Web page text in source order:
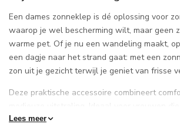
Een dames zonneklep is dé oplossing voor
waarop je wel bescherming wilt, maar geen
warme pet. Of je nu een wandeling maakt,
een dagje naar het strand gaat: met een
zon uit je gezicht terwijl je geniet van frisse
Deze praktische accessoire combineert
modieuze uitstraling. Ideaal voor vrouwen die
willen zien, zonder in te leveren op gemak.
Lees meer